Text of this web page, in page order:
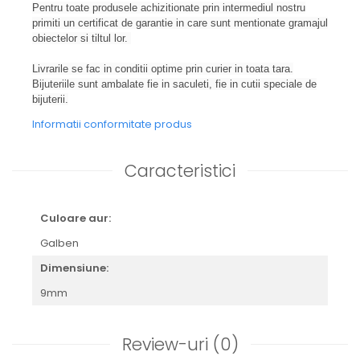
Pentru toate produsele achizitionate prin intermediul nostru
primiti un certificat de garantie in care sunt mentionate gramajul
obiectelor si tiltul lor.
Livrarile se fac in conditii optime prin curier in toata tara.
Bijuteriile sunt ambalate fie in saculeti, fie in cutii speciale de
bijuterii.
Informatii conformitate produs
Caracteristici
Culoare aur:
Galben
Dimensiune:
9mm
Review-uri (0)